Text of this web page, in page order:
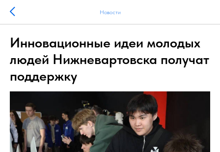
Новости
Инновационные идеи молодых
людей Нижневартовска получат
поддержку